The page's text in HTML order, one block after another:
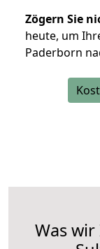
Zögern Sie
heute, um
Paderborn
Was